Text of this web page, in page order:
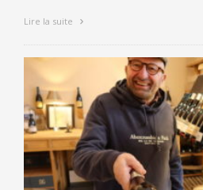
Lire la suite